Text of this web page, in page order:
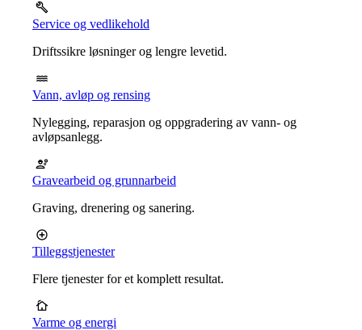
Service og vedlikehold
Driftssikre løsninger og lengre levetid.
Vann, avløp og rensing
Nylegging, reparasjon og oppgradering av vann- og
avløpsanlegg.
Gravearbeid og grunnarbeid
Graving, drenering og sanering.
Tilleggstjenester
Flere tjenester for et komplett resultat.
Varme og energi